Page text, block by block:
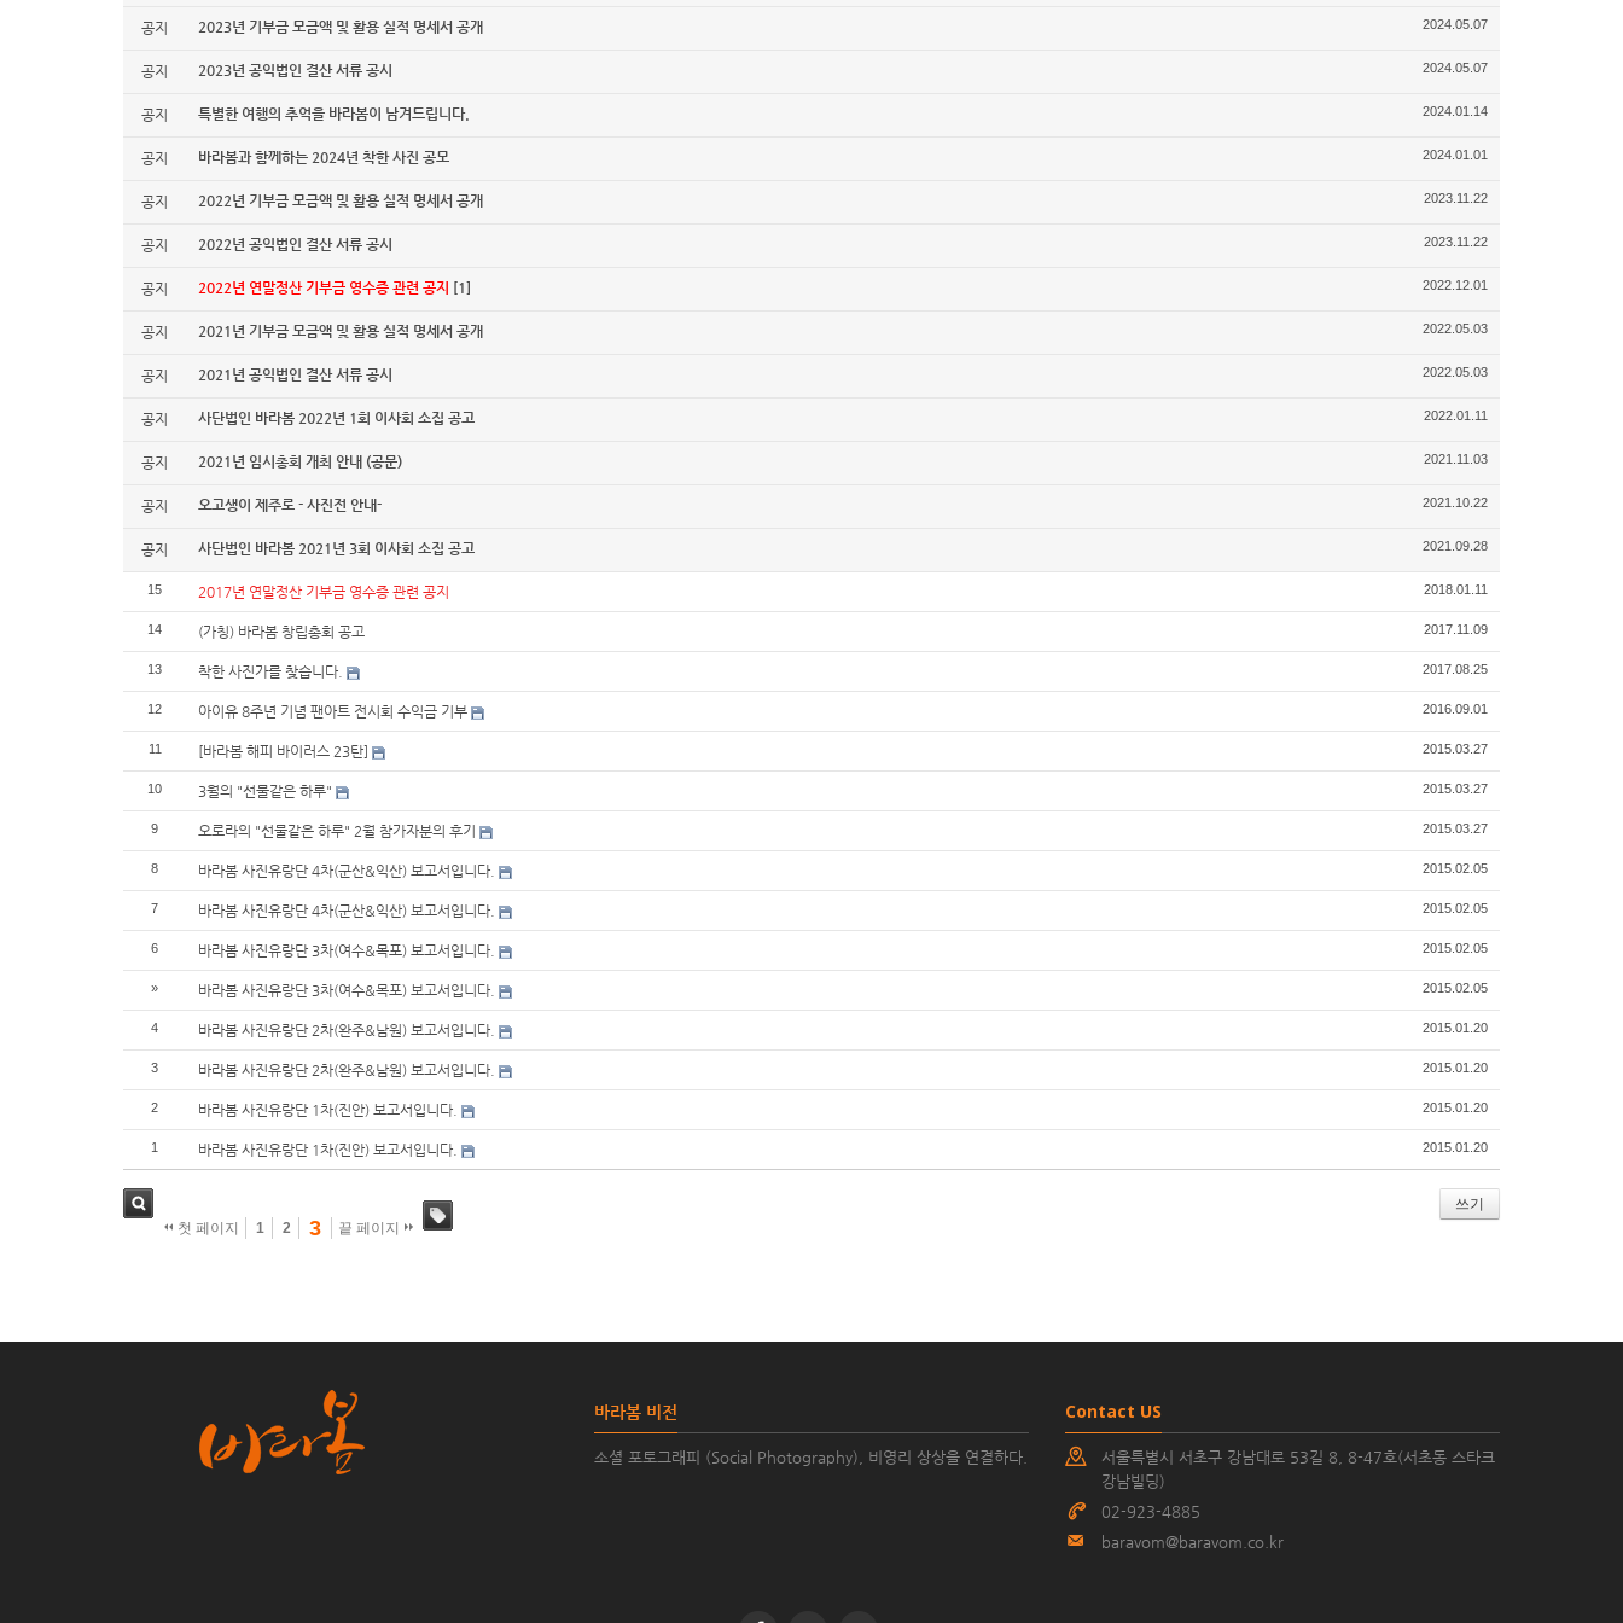
공지 2023년 기부금 모금액 및 활용 실적 명세서 공개 2024.05.07
공지 2023년 공익법인 결산 서류 공시 2024.05.07
공지 특별한 여행의 추억을 바라봄이 남겨드립니다. 2024.01.14
공지 바라봄과 함께하는 2024년 착한 사진 공모 2024.01.01
공지 2022년 기부금 모금액 및 활용 실적 명세서 공개 2023.11.22
공지 2022년 공익법인 결산 서류 공시 2023.11.22
공지 2022년 연말정산 기부금 영수증 관련 공지 [1] 2022.12.01
공지 2021년 기부금 모금액 및 활용 실적 명세서 공개 2022.05.03
공지 2021년 공익법인 결산 서류 공시 2022.05.03
공지 사단법인 바라봄 2022년 1회 이사회 소집 공고 2022.01.11
공지 2021년 임시총회 개최 안내 (공문) 2021.11.03
공지 오고생이 제주로 - 사진전 안내- 2021.10.22
공지 사단법인 바라봄 2021년 3회 이사회 소집 공고 2021.09.28
15 2017년 연말정산 기부금 영수증 관련 공지 2018.01.11
14 (가칭) 바라봄 창립총회 공고 2017.11.09
13 착한 사진가를 찾습니다. 2017.08.25
12 아이유 8주년 기념 팬아트 전시회 수익금 기부 2016.09.01
11 [바라봄 해피 바이러스 23탄] 2015.03.27
10 3월의 "선물같은 하루" 2015.03.27
9 오로라의 "선물같은 하루" 2월 참가자분의 후기 2015.03.27
8 바라봄 사진유랑단 4차(군산&익산) 보고서입니다. 2015.02.05
7 바라봄 사진유랑단 4차(군산&익산) 보고서입니다. 2015.02.05
6 바라봄 사진유랑단 3차(여수&목포) 보고서입니다. 2015.02.05
» 바라봄 사진유랑단 3차(여수&목포) 보고서입니다. 2015.02.05
4 바라봄 사진유랑단 2차(완주&남원) 보고서입니다. 2015.01.20
3 바라봄 사진유랑단 2차(완주&남원) 보고서입니다. 2015.01.20
2 바라봄 사진유랑단 1차(진안) 보고서입니다. 2015.01.20
1 바라봄 사진유랑단 1차(진안) 보고서입니다. 2015.01.20
첫 페이지 1 2 3 끝 페이지
쓰기
바라봄 비전
소셜 포토그래피 (Social Photography), 비영리 상상을 연결하다.
Contact US
서울특별시 서초구 강남대로 53길 8, 8-47호(서초동 스타크
강남빌딩)
02-923-4885
baravom@baravom.co.kr